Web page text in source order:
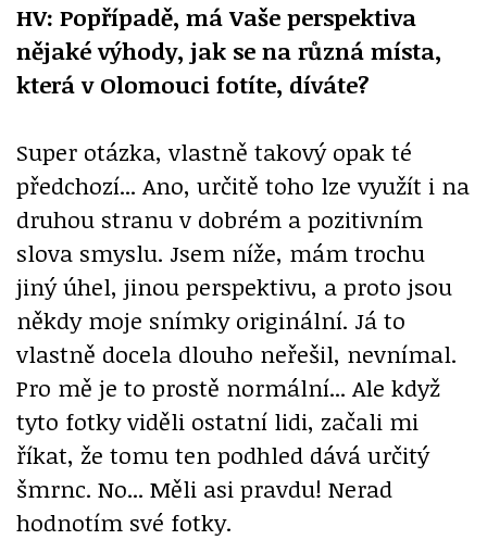
HV: Popřípadě, má Vaše perspektiva
nějaké výhody, jak se na různá místa,
která v Olomouci fotíte, díváte?
Super otázka, vlastně takový opak té
předchozí... Ano, určitě toho lze využít i na
druhou stranu v dobrém a pozitivním
slova smyslu. Jsem níže, mám trochu
jiný úhel, jinou perspektivu, a proto jsou
někdy moje snímky originální. Já to
vlastně docela dlouho neřešil, nevnímal.
Pro mě je to prostě normální... Ale když
tyto fotky viděli ostatní lidi, začali mi
říkat, že tomu ten podhled dává určitý
šmrnc. No... Měli asi pravdu! Nerad
hodnotím své fotky.